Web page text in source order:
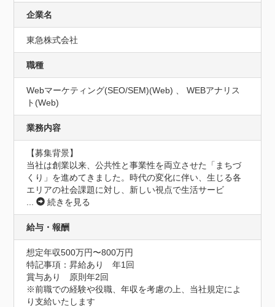
企業名
東急株式会社
職種
Webマーケティング(SEO/SEM)(Web) 、 WEBアナリス
ト(Web)
業務内容
【募集背景】
当社は創業以来、公共性と事業性を両立させた「まちづ
くり」を進めてきました。時代の変化に伴い、生じる各
エリアの社会課題に対し、新しい視点で生活サービ
...
続きを見る
給与・報酬
想定年収500万円〜800万円
特記事項：昇給あり　年1回
賞与あり　原則年2回
※前職での経験や役職、年収を考慮の上、当社規定によ
り支給いたします